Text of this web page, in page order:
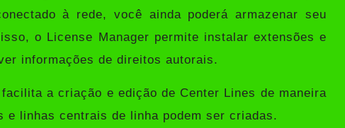
à rede, você ainda poderá armazenar seu
o License Manager permite instalar extensões e
informações de direitos autorais.
facilita a criação e edição de Center Lines de maneira
linhas centrais de linha podem ser criadas.